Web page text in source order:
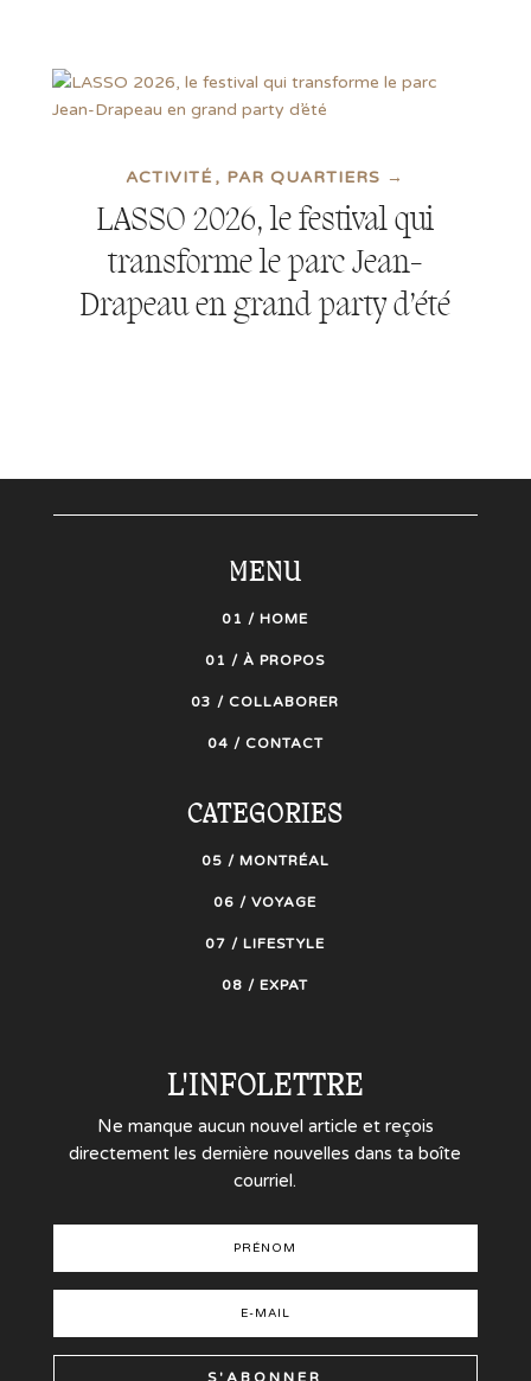
LASSO 2026, le festival qui
transforme le parc Jean-
Drapeau en grand party d’été
ACTIVITÉ PAR QUARTIERS →
MENU
01 / HOME
01 / À PROPOS
03 / COLLABORER
04 / CONTACT
CATEGORIES
05 / MONTRÉAL
06 / VOYAGE
07 / LIFESTYLE
08 / EXPAT
L'INFOLETTRE
Ne manque aucun nouvel article et reçois
directement les dernière nouvelles dans ta boîte
courriel.
S'ABONNER